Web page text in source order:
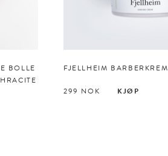
BOLLE
FJELLHEIM BARBERKREM
299 NOK KJØP